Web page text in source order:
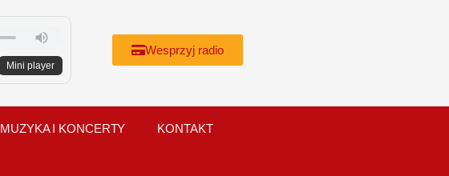
Mini player
Wesprzyj radio
MUZYKA I KONCERTY KONTAKT